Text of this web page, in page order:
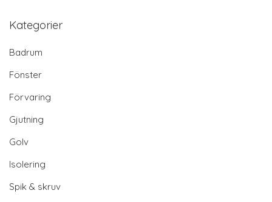
Kategorier
Badrum
Fönster
Förvaring
Gjutning
Golv
Isolering
Spik & skruv